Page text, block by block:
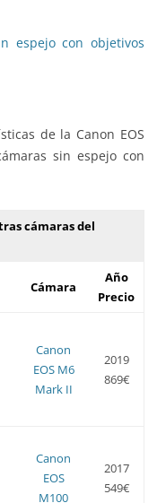
espejo con objetivos
de la Canon EOS
sin espejo con
cámaras del
Cámara
Año
Precio
Canon
EOS M6
Mark II
2019
869€
Canon
EOS
M100
2017
549€